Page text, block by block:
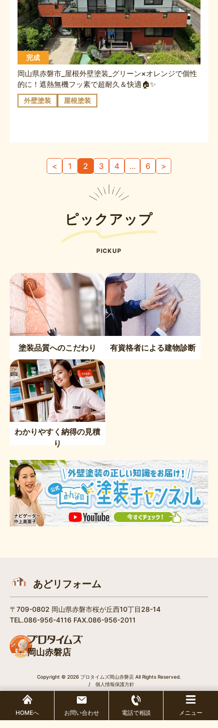
完成
岡山県赤磐市_屋根外壁塗装_グリーン×オレンジで個性
的に！遮熱無機フッ素で超耐久＆快適🏠✨
外壁塗装 屋根塗装
< 1 2 3 4 … 6 >
ピックアップ
PICKUP
塗装品質へのこだわり 有資格者による建物診断
わかりやすく納得の見積
り
あどリフォーム
〒709-0802 岡山県赤磐市桜が丘西10丁目28-14
TEL.086-956-4116 FAX.086-956-2011
岡山赤磐店
Copyright © 2026 プロタイムズ岡山赤磐店 All Rights Reserved.
/
個人情報保護方針
HOMEへ お問い合わせ 電話で相談 メニュー